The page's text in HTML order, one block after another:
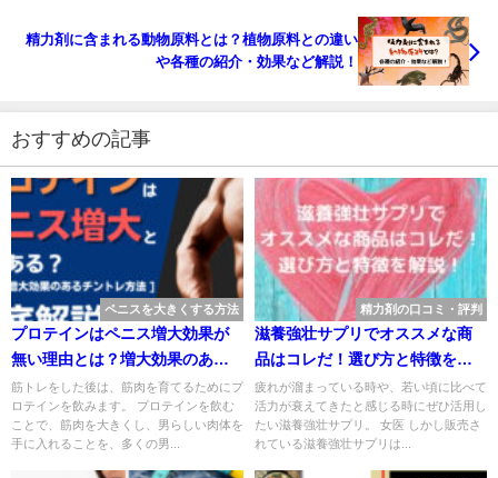
精力剤に含まれる動物原料とは？植物原料との違い
や各種の紹介・効果など解説！
おすすめの記事
ペニスを大きくする方法
プロテインはペニス増大効果が
無い理由とは？増大効果のある
チントレ方法を解説
筋トレをした後は、筋肉を育てるためにプ
ロテインを飲みます。 プロテインを飲む
ことで、筋肉を大きくし、男らしい肉体を
手に入れることを、多くの男...
精力剤の口コミ・評判
滋養強壮サプリでオススメな商
品はコレだ！選び方と特徴を解
説！
疲れが溜まっている時や、若い頃に比べて
活力が衰えてきたと感じる時にぜひ活用し
たい滋養強壮サプリ。 女医 しかし販売さ
れている滋養強壮サプリは...